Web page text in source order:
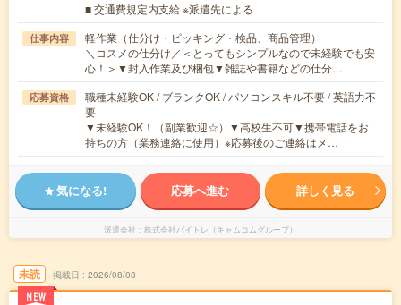
■ 交通費規定内支給 ※派遣先による
仕事内容
軽作業（仕分け・ピッキング・検品、商品管理）
＼コスメの仕分け／＜とってもシンプルなので未経験でも安
心！＞▼封入作業及び梱包▼雑誌や書籍などの仕分…
応募資格
職種未経験OK / ブランクOK / パソコンスキル不要 / 英語力不
要
▼未経験OK！（副業歓迎☆）▼高校生不可▼携帯電話をお
持ちの方（業務連絡に使用）※応募後のご連絡はメ…
気になる! 応募へ進む 詳しく見る
派遣会社 株式会社バイトレ（キャムコムグループ）
未読
NEW
掲載日 2026/08/08